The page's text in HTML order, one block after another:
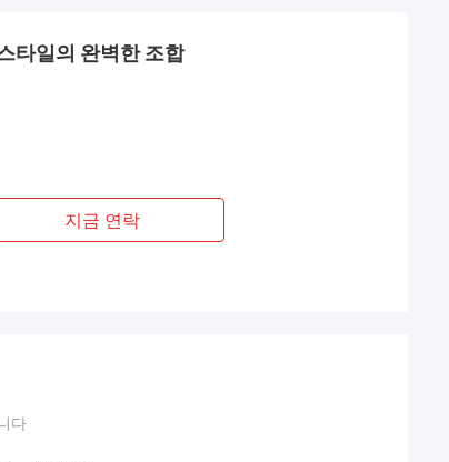
타일의 완벽한 조합
지금 연락
다